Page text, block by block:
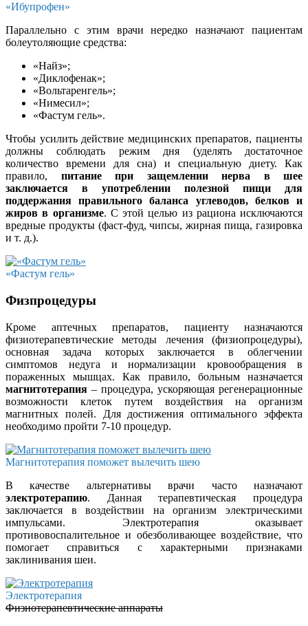
«Ибупрофен»
Параллельно с этим врачи нередко назначают пациентам
болеутоляющие средства:
«Найз»;
«Диклофенак»;
«Вольтаренгель»;
«Нимесил»;
«Фастум гель».
Чтобы усилить действие медицинских препаратов, пациенты
должны соблюдать режим дня (уделять достаточное
количество времени для сна) и специальную диету. Как
правило, питание при защемлении нерва в шее
заключается в употреблении полезной пищи для
поддержания правильного баланса углеводов, белков и
жиров в организме. С этой целью из рациона исключаются
вредные продукты (фаст-фуд, чипсы, жирная пища, газировка
и т. д.).
«Фастум гель»
Физпроцедуры
Кроме аптечных препаратов, пациенту назначаются
физиотерапевтические методы лечения (физиопроцедуры),
основная задача которых заключается в облегчении
симптомов недуга и нормализации кровообращения в
пораженных мышцах. Как правило, больным назначается
магнитотерапия – процедура, ускоряющая регенерационные
возможности клеток путем воздействия на организм
магнитных полей. Для достижения оптимального эффекта
необходимо пройти 7-10 процедур.
Магнитотерапия поможет вылечить шею
В качестве альтернативы врачи часто назначают
электротерапию. Данная терапевтическая процедура
заключается в воздействии на организм электрическими
импульсами. Электротерапия оказывает
противовоспалительное и обезболивающее воздействие, что
помогает справиться с характерными признаками
заклинивания шеи.
Электротерапия
Физиотерапевтические аппараты